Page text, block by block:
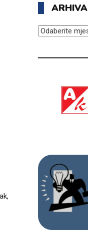
ARHIVA
ARHIVA